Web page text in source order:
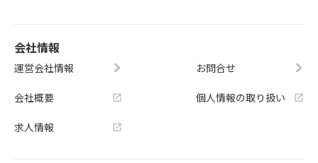
会社情報
運営会社情報
会社概要
求人情報
お問合せ
個人情報の取り扱い